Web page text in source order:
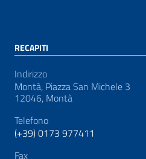
RECAPITI
Indirizzo
Montà, Piazza San Michele 3
12046, Montà
Telefono
(+39) 0173 977411
Fax